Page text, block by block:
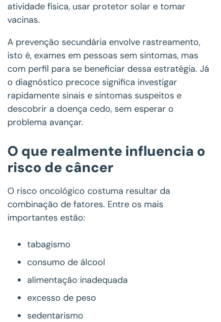
atividade física, usar protetor solar e tomar
vacinas.
A prevenção secundária envolve rastreamento,
isto é, exames em pessoas sem sintomas, mas
com perfil para se beneficiar dessa estratégia. Já
o diagnóstico precoce significa investigar
rapidamente sinais e sintomas suspeitos e
descobrir a doença cedo, sem esperar o
problema avançar.
O que realmente influencia o
risco de câncer
O risco oncológico costuma resultar da
combinação de fatores. Entre os mais
importantes estão:
tabagismo
consumo de álcool
alimentação inadequada
excesso de peso
sedentarismo